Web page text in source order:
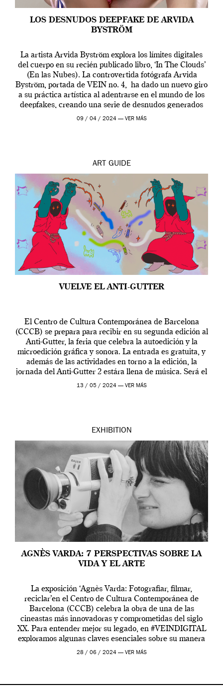
LOS DESNUDOS DEEPFAKE DE ARVIDA
BYSTRÖM
La artista Arvida Byström explora los límites digitales
del cuerpo en su recién publicado libro, ‘In The Clouds’
(En las Nubes). La controvertida fotógrafa Arvida
Byström, portada de VEIN no. 4, ha dado un nuevo giro
a su práctica artística al adentrarse en el mundo de los
deepfakes, creando una serie de desnudos generados
por […]
09 / 04 / 2024 — VER MÁS
ART GUIDE
VUELVE EL ANTI-GUTTER
El Centro de Cultura Contemporánea de Barcelona
(CCCB) se prepara para recibir en su segunda edición al
Anti-Gutter, la feria que celebra la autoedición y la
microedición gráfica y sonora. La entrada es gratuita, y
además de las actividades en torno a la edición, la
jornada del Anti-Gutter 2 estára llena de música. Será el
[…]
13 / 05 / 2024 — VER MÁS
EXHIBITION
AGNÈS VARDA: 7 PERSPECTIVAS SOBRE LA
VIDA Y EL ARTE
La exposición ‘Agnès Varda: Fotografiar, filmar,
reciclar’en el Centro de Cultura Contemporánea de
Barcelona (CCCB) celebra la obra de una de las
cineastas más innovadoras y comprometidas del siglo
XX. Para entender mejor su legado, en #VEINDIGITAL
exploramos algunas claves esenciales sobre su manera
de entender la vida, el cine y el arte contemporáneo.
28 / 06 / 2024 — VER MÁS